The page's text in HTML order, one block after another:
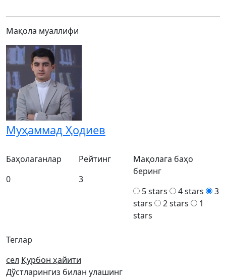
Мақола муаллифи
Муҳаммад Ҳодиев
Теглар
сел Қурбон ҳайити
Баҳолаганлар
0
Рейтинг
3
Мақолага баҳо
беринг
5 stars
4 stars
3
stars
2 stars
1
stars
Дўстларингиз билан улашинг